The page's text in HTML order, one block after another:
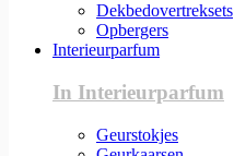
Dekbedovertreksets
Opbergers
Interieurparfum
In Interieurparfum
Geurstokjes